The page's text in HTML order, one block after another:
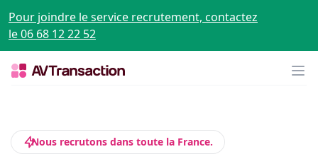
Pour joindre le service recrutement, contactez
le 06 68 12 22 52
Nous recrutons dans toute la France.